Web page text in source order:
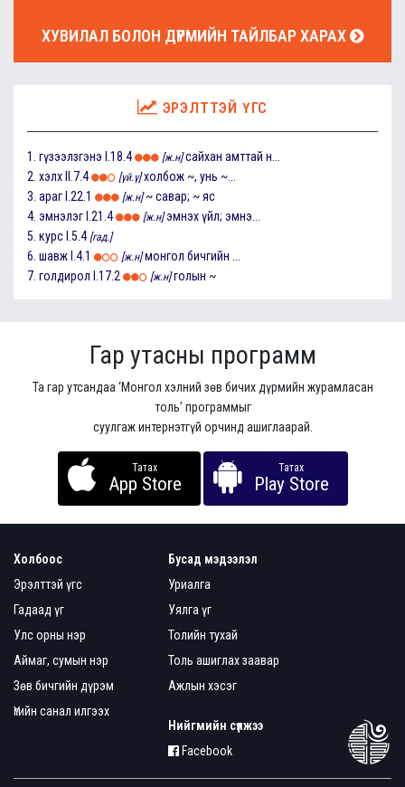
ХУВИЛАЛ БОЛОН ДҮРМИЙН ТАЙЛБАР ХАРАХ
ЭРЭЛТТЭЙ ҮГС
1. гүзээлзгэнэ I.18.4 [ж.н] сайхан амттай н...
2. хэлх II.7.4 [үй.ү] холбож ~, унь ~...
3. араг I.22.1 [ж.н] ~ савар; ~ яс
4. эмнэлэг I.21.4 [ж.н] эмнэх үйл; эмнэ...
5. курс I.5.4 [гад.]
6. шавж I.4.1 [ж.н] монгол бичгийн ...
7. голдирол I.17.2 [ж.н] голын ~
Гар утасны программ
Та гар утсандаа ‘Монгол хэлний зөв бичих дүрмийн журамласан
толь’ программыг
суулгаж интернэтгүй орчинд ашиглаарай.
Татах
App Store
Татах
Play Store
Холбоос
Эрэлттэй үгс
Гадаад үг
Улс орны нэр
Аймаг, сумын нэр
Зөв бичгийн дүрэм
Үгийн санал илгээх
Бусад мэдээлэл
Уриалга
Уялга үг
Толийн тухай
Толь ашиглах заавар
Ажлын хэсэг
Нийгмийн сүлжээ
Facebook